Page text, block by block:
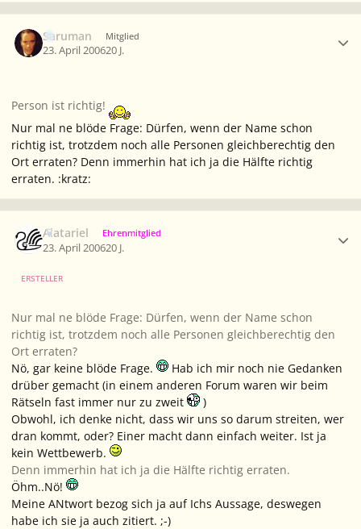
Saruman Mitglied
23. April 200620 J.
Person ist richtig!
Nur mal ne blöde Frage: Dürfen, wenn der Name schon
richtig ist, trotzdem noch alle Personen gleichberechtig den
Ort erraten? Denn immerhin hat ich ja die Hälfte richtig
erraten. :kratz:
Alatariel Ehrenmitglied
23. April 200620 J.
ERSTELLER
Nur mal ne blöde Frage: Dürfen, wenn der Name schon
richtig ist, trotzdem noch alle Personen gleichberechtig den
Ort erraten?
Nö, gar keine blöde Frage.
Hab ich mir noch nie Gedanken
drüber gemacht (in einem anderen Forum waren wir beim
Rätseln fast immer nur zu zweit
)
Obwohl, ich denke nicht, dass wir uns so darum streiten, wer
dran kommt, oder? Einer macht dann einfach weiter. Ist ja
kein Wettbewerb.
Denn immerhin hat ich ja die Hälfte richtig erraten.
Öhm..Nö!
Meine ANtwort bezog sich ja auf Ichs Aussage, deswegen
habe ich sie ja auch zitiert. ;-)